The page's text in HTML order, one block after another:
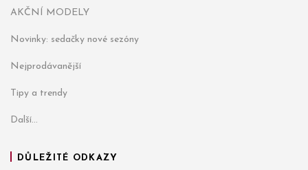
AKČNÍ MODELY
Novinky: sedačky nové sezóny
Nejprodávanější
Tipy a trendy
Další...
DŮLEŽITÉ ODKAZY